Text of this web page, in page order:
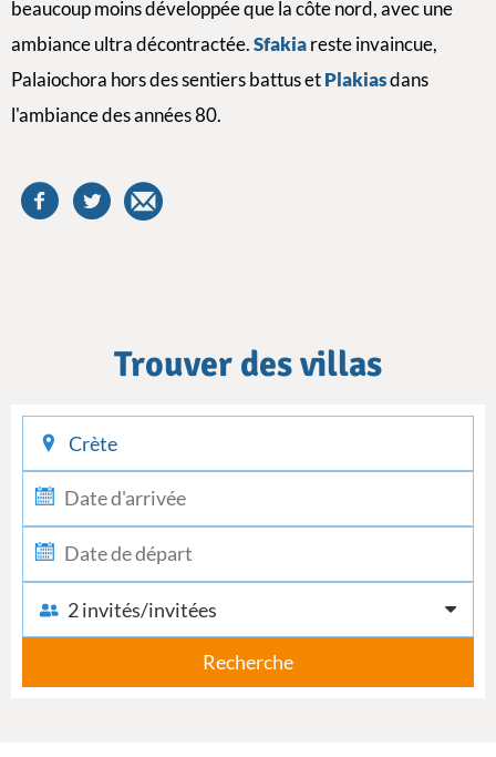
beaucoup moins développée que la côte nord, avec une
ambiance ultra décontractée.Sfakiareste invaincue,
Palaiochora hors des sentiers battus etPlakiasdans
l'ambiance des années 80.
Trouver des villas
2 invités/invitées
Recherche